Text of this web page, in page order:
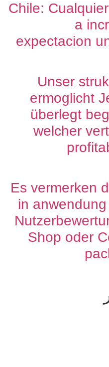
Chile:
a
expectacion
Unser
ermoglicht
überlegt
welcher
Es vermerken
in
Shop oder